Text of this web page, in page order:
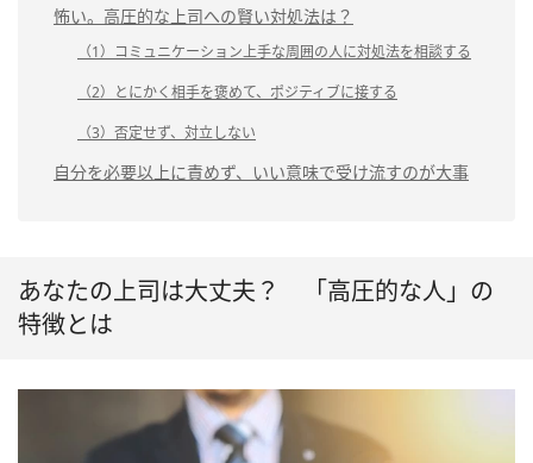
怖い。高圧的な上司への賢い対処法は？
（1）コミュニケーション上手な周囲の人に対処法を相談する
（2）とにかく相手を褒めて、ポジティブに接する
（3）否定せず、対立しない
自分を必要以上に責めず、いい意味で受け流すのが大事
あなたの上司は大丈夫？ 「高圧的な人」の
特徴とは